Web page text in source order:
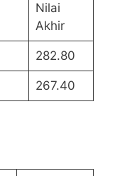
Nilai
Akhir
282.80
267.40